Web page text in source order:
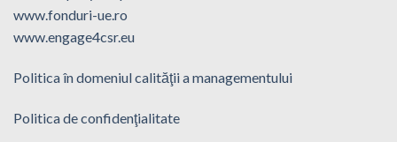
www.fonduri-ue.ro
www.engage4csr.eu
Politica în domeniul calităţii a managementului
Politica de confidenţialitate